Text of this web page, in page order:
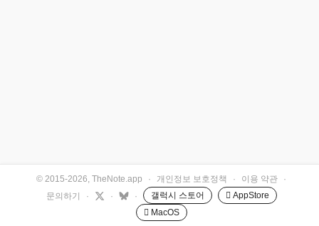
© 2015-2026, TheNote.app · 개인정보 보호정책 · 이용 약관
·
문의하기
· · · 갤럭시 스토어
 AppStore
 MacOS